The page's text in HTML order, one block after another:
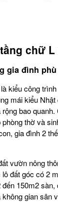
chữ L
gia đình
kiểu công
mái kiểu
bao
thờ và
gia đình 2
vườn nông
đất góc có 2
150m2 sàn,
gian sân